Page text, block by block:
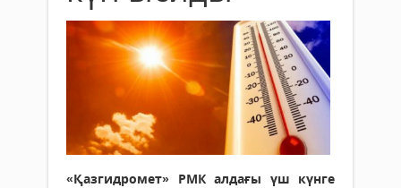
«Қазгидромет» РМК алдағы үш күнге